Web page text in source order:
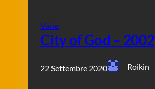
Varie
City of God – 2002
22 Settembre 2020 Roikin